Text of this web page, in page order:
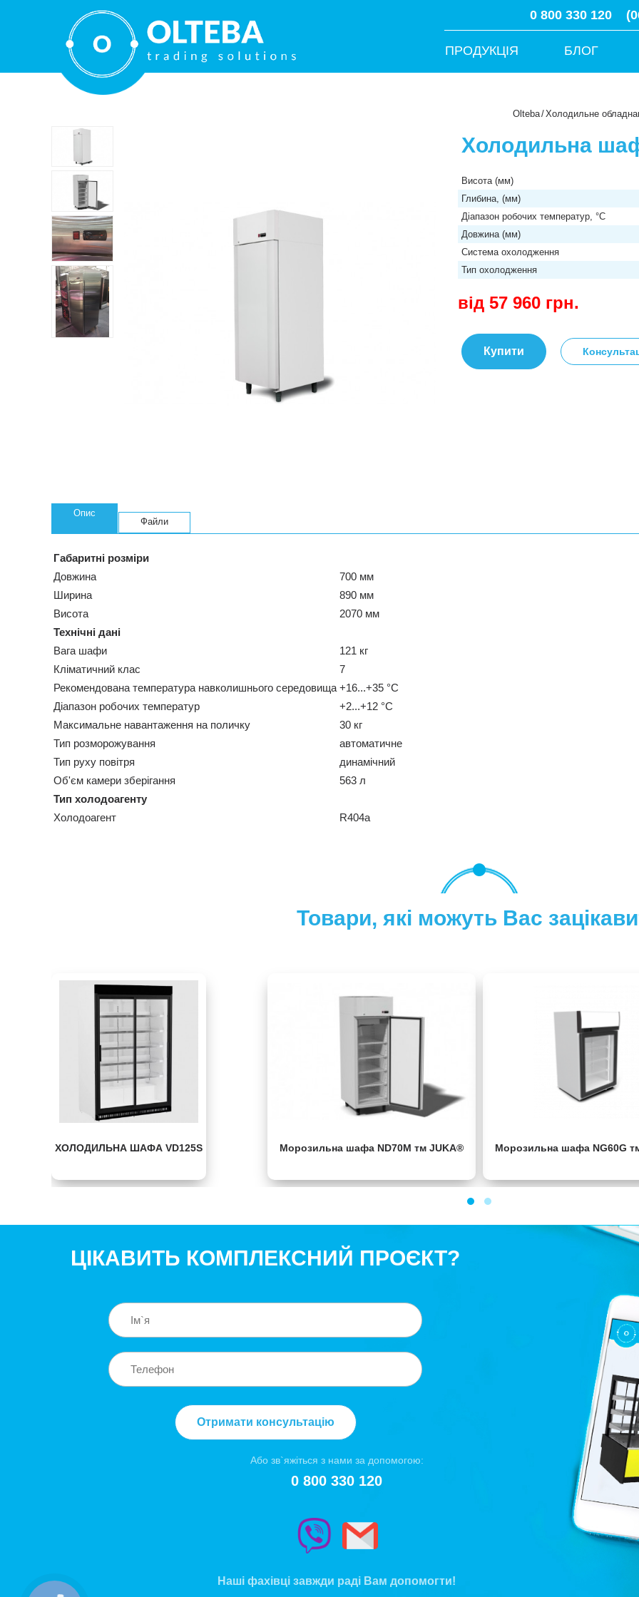
0 800 330 120
ПРОДУКЦІЯ БЛОГ
Olteba/Холодильне
Холодильна
Висота (мм)
Глибина, (мм)
Діапазон робочих температур, °C
Довжина (мм)
Система охолодження
Тип охолодження
від 57 960 грн.
Купити
Опис
Файли
Габаритні розміри
Довжина
700 мм
Ширина
890 мм
Висота
2070 мм
Технічні дані
Вага шафи
121 кг
Кліматичний клас
7
Рекомендована температура навколишнього середовища +16...+35 °C
Діапазон робочих температур
+2...+12 °C
Максимальне навантаження на поличку
30 кг
Тип розморожування
автоматичне
Тип руху повітря
динамічний
Об'єм камери зберігання
563 л
Тип холодоагенту
Холодоагент
R404a
Товари, які можуть Вас
ХОЛОДИЛЬНА ШАФА VD125S Морозильна шафа ND70M тм JUKA® Морозильна шафа NG60G
ЦІКАВИТЬ КОМПЛЕКСНИЙ ПРОЄКТ?
Отримати консультацію
Або зв`яжіться з нами за допомогою:
0 800 330 120
Наші фахівці завжди раді Вам допомогти!